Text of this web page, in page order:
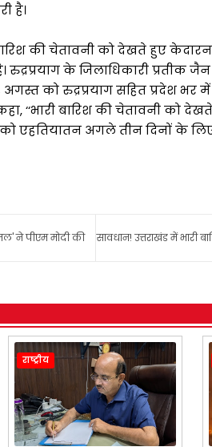
है।
की चेतावनी को देखते हुए
के जिलाधिकारी प्रतीक
अगस्त को रुद्रप्रयाग सहित प्रदेश भर
‘‘भारी बारिश की चेतावनी को
एहतियातन अगले तीन दिनों के लिए
सावधान! उत्तराखंड में भारी
ने पीएम मोदी की
राष्ट्रीय